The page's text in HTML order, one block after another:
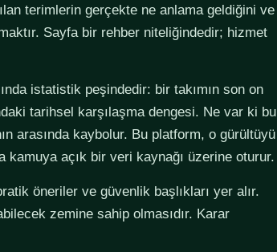
terimlerin gerçekte ne anlama geldiğini ve
Sayfa bir rehber niteliğindedir; hizmet
istatistik peşindedir: bir takımın son on
tarihsel karşılaşma dengesi. Ne var ki bu
arasında kaybolur. Bu platform, o gürültüyü
açık bir veri kaynağı üzerine oturur.
öneriler ve güvenlik başlıkları yer alır.
zemine sahip olmasıdır. Karar